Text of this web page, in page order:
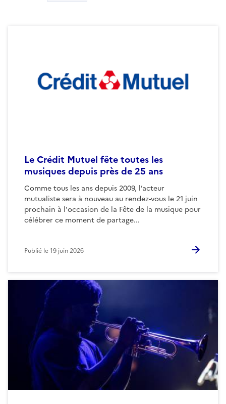
Le Crédit Mutuel fête toutes les
musiques depuis près de 25 ans
Comme tous les ans depuis 2009, l’acteur
mutualiste sera à nouveau au rendez-vous le 21 juin
prochain à l'occasion de la Fête de la musique pour
célébrer ce moment de partage...
Publié le19 juin 2026